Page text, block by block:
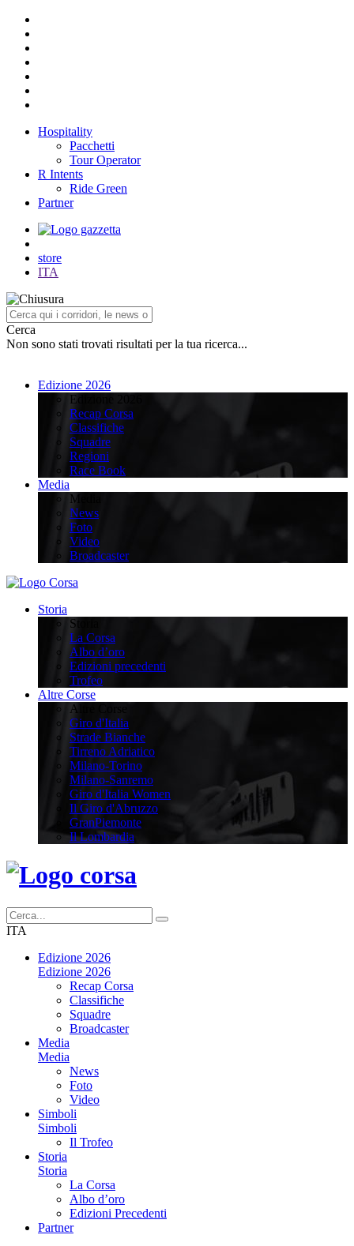
Hospitality
Pacchetti
Tour Operator
R Intents
Ride Green
Partner
store
ITA
Cerca
Non sono stati trovati risultati per la tua ricerca...
Edizione 2026
Edizione 2026
Recap Corsa
Classifiche
Squadre
Regioni
Race Book
Media
Media
News
Foto
Video
Broadcaster
Storia
Storia
La Corsa
Albo d’oro
Edizioni precedenti
Trofeo
Altre Corse
Altre Corse
Giro d'Italia
Strade Bianche
Tirreno Adriatico
Milano-Torino
Milano-Sanremo
Giro d'Italia Women
Il Giro d'Abruzzo
GranPiemonte
Il Lombardia
ITA
Edizione 2026
Edizione 2026
Recap Corsa
Classifiche
Squadre
Broadcaster
Media
Media
News
Foto
Video
Simboli
Simboli
Il Trofeo
Storia
Storia
La Corsa
Albo d’oro
Edizioni Precedenti
Partner